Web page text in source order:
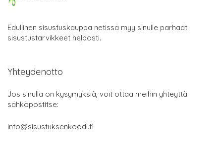
Edullinen sisustuskauppa netissä myy sinulle parhaat
sisustustarvikkeet helposti.
Yhteydenotto
Jos sinulla on kysymyksiä, voit ottaa meihin yhteyttä
sähköpostitse:
info@sisustuksenkoodi.fi